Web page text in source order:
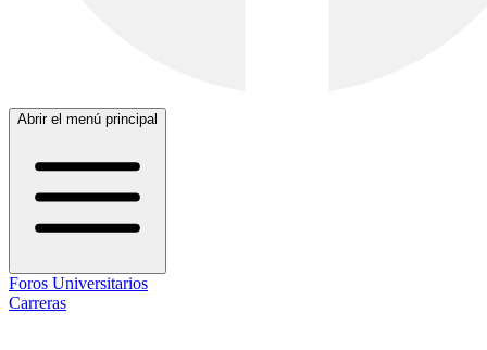
Abrir el menú principal
Foros Universitarios
Carreras